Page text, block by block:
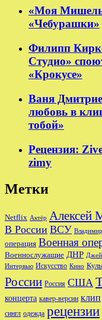
«Моя
«Чебурашки»
Филипп
Студио»
«Крокусе»
Ваня
любовь в
тобой»
Рецензия:
zimy
Метки
Netflix Актёр Алексей
В России ВСУ
операция Военная
Военнослужащие ДНР
Интервью Искусство Кино
России Россия США
концерта кавер-версии клип
сингл одежда рецензии